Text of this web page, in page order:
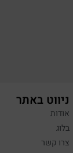
ניווט באתר
אודות
בלוג
צרו קשר